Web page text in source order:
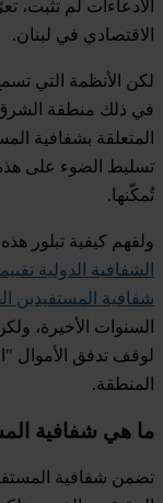
الادعاءات لم تثبت،
الاقتصادي في لبنان.
لكن الأنظمة التي
في ذلك منطقة الشرق
المتعلقة بشفافية
تسليط الضوء على
تُمكّنها.
ولفهم كيفية تبلور
الشفافية الدولية
شفافية المستفيدين
السنوات الأخيرة،
لوقف تدفق الأموال
المنطقة.
ما هي شفافية
تضمن شفافية